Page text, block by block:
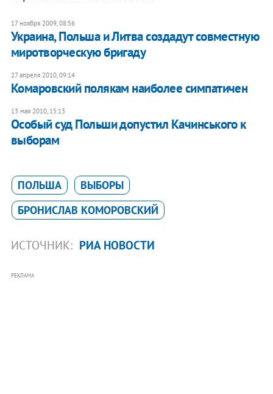
17 ноября 2009, 08:56
Украина, Польша и Литва создадут совместную
миротворческую бригаду
27 апреля 2010, 09:14
Комаровский полякам наиболее симпатичен
13 мая 2010, 15:13
Особый суд Польши допустил Качинського к
выборам
ПОЛЬША
ВЫБОРЫ
БРОНИСЛАВ КОМОРОВСКИЙ
ИСТОЧНИК: РИА НОВОСТИ
РЕКЛАМА